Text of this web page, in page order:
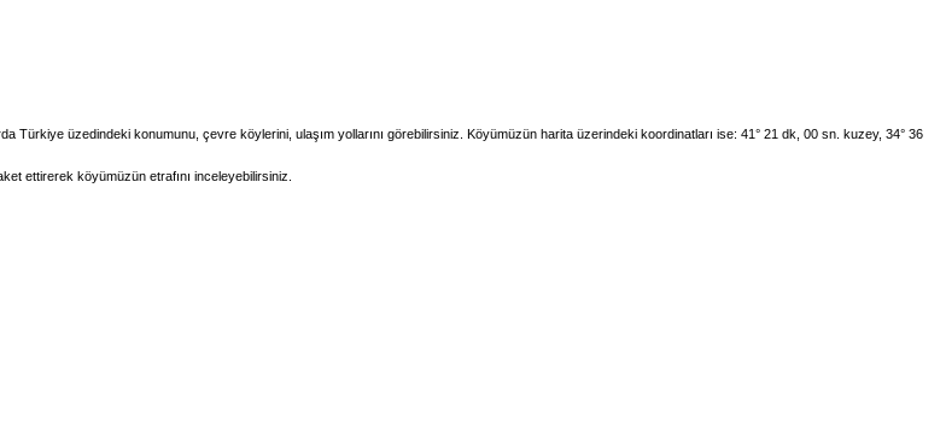
Türkiye üzedindeki konumunu, çevre köylerini, ulaşım yollarını görebilirsiniz. Köyümüzün harita üzerindeki koordinatları ise: 41° 21 dk, 00 sn. kuzey, 34° 36
ettirerek köyümüzün etrafını inceleyebilirsiniz.